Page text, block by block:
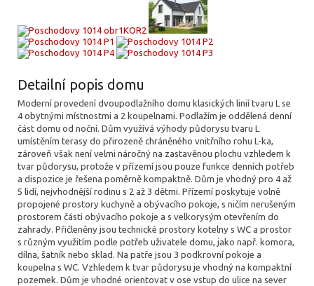
Detailní popis domu
Moderní provedení dvoupodlažního domu klasických linií tvaru L se
4 obytnými místnostmi a 2 koupelnami. Podlažím je oddělená denní
část domu od noční. Dům využívá výhody půdorysu tvaru L
umístěním terasy do přirozeně chráněného vnitřního rohu L-ka,
zároveň však není velmi náročný na zastavěnou plochu vzhledem k
tvar půdorysu, protože v přízemí jsou pouze funkce denních potřeb
a dispozice je řešena poměrně kompaktně. Dům je vhodný pro 4 až
5 lidí, nejvhodnější rodinu s 2 až 3 dětmi. Přízemí poskytuje volně
propojené prostory kuchyně a obývacího pokoje, s ničím nerušeným
prostorem části obývacího pokoje a s velkorysým otevřením do
zahrady. Přičleněny jsou technické prostory kotelny s WC a prostor
s různým využitím podle potřeb uživatele domu, jako např. komora,
dílna, šatník nebo sklad. Na patře jsou 3 podkrovní pokoje a
koupelna s WC. Vzhledem k tvar půdorysu je vhodný na kompaktní
pozemek. Dům je vhodné orientovat v ose vstup do ulice na sever